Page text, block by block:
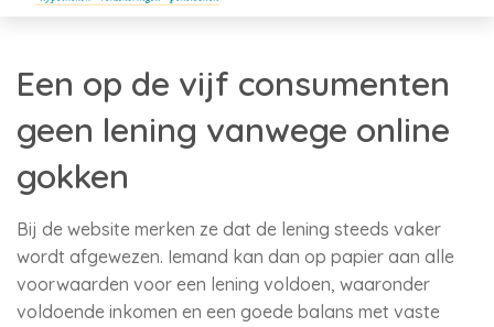
Een op de vijf consumenten
geen lening vanwege online
gokken
Bij de website merken ze dat de lening steeds vaker
wordt afgewezen. Iemand kan dan op papier aan alle
voorwaarden voor een lening voldoen, waaronder
voldoende inkomen en een goede balans met vaste